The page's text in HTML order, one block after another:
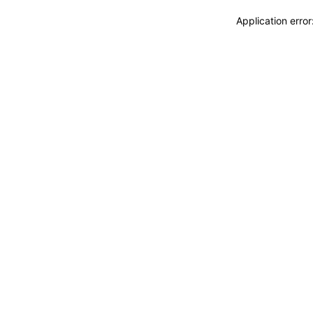
Application